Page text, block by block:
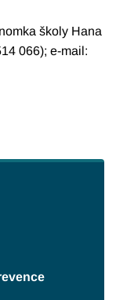
školy Hana
066); e-mail: